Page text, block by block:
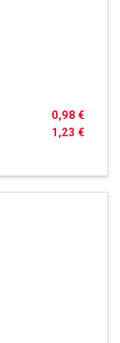
1,23 €
0,98 €